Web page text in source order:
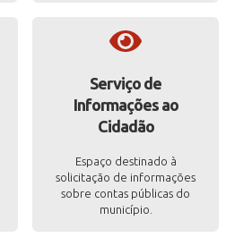
Serviço de
Informações ao
Cidadão
Espaço destinado à
solicitação de informações
sobre contas públicas do
município.